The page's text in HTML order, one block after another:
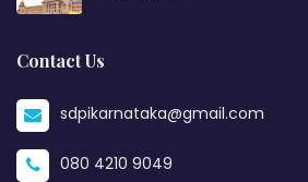
Contact Us
sdpikarnataka@gmail.com
080 4210 9049